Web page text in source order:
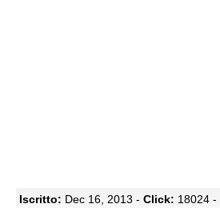
Iscritto: Dec 16, 2013 - Click: 18024 -